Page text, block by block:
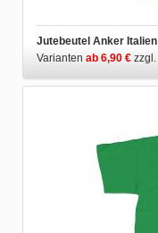
Jutebeutel Anker Italien
Varianten ab 6,90 € zzgl.